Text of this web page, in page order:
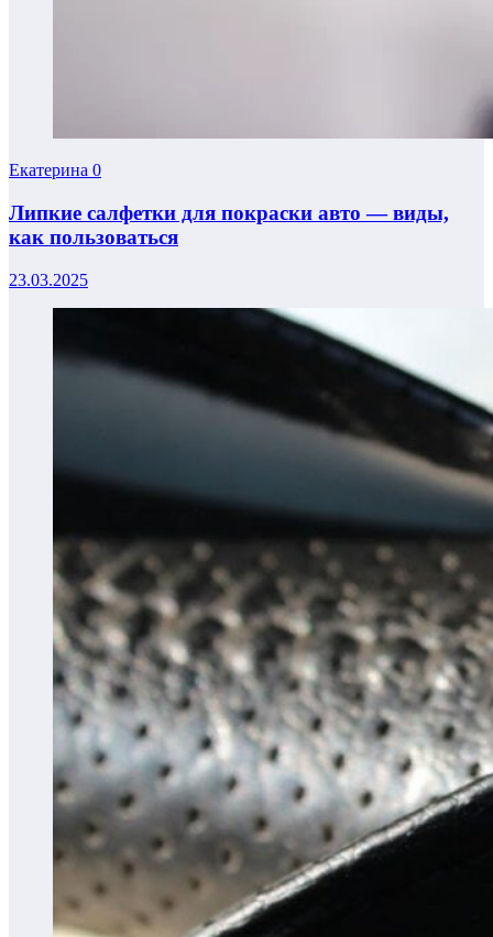
Екатерина 0
Липкие салфетки для покраски авто — виды,
как пользоваться
23.03.2025